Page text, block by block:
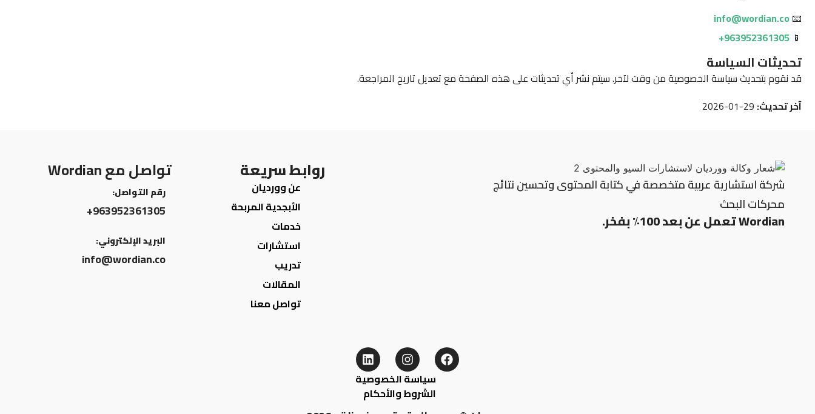
📧
info@wordian.co
📱
963952361305+
تحديثات السياسة
قد نقوم بتحديث سياسة الخصوصية من وقت لآخر. سيتم نشر أي تحديثات على هذه الصفحة مع تعديل تاريخ المراجعة.
آخر تحديث:
شركة استشارية عربية متخصصة في كتابة المحتوى وتحسين نتائج
محركات البحث
Wordian تعمل عن بعد 100٪ بفخر.
روابط سريعة
عن وورديان
الأبجدية المربحة
خدمات
استشارات
تدريب
المقالات
تواصل معنا
تواصل مع Wordian
رقم التواصل:
963952361305+
البريد الإلكتروني:
info@wordian.co
سياسة الخصوصية
الشروط والأحكام